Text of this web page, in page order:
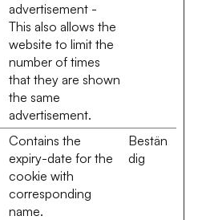
advertisement -
This also allows the
website to limit the
number of times
that they are shown
the same
advertisement.
Contains the
expiry-date for the
cookie with
corresponding
name.
Bestän
dig